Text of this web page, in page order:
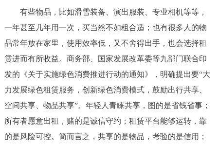
有些物品，比如滑雪装备、演出服装、专业相机等等，
一年甚至几年用一次，买当然不如租合适；也有很多人的物
品常年放在家里，使用效率低，又不舍得出手，也会选择租
赁进而有所收益。商务部、国家发展改革委等九部门联合印
发的《关于实施绿色消费推进行动的通知》，明确提出要“大
力发展绿色租赁服务，创新绿色消费模式，鼓励出行共享、
空间共享、物品共享”。年轻人青睐共享，图的是省钱省事；
所有者愿意出租，赌的是诚信守约；租赁平台能够运转，靠
的是风险可控。简而言之，共享的是物品，考验的是信用；